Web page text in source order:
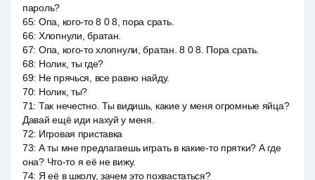
пароль?
65: Опа, кого-то 8 0 8, пора срать.
66: Хлопнули, братан.
67: Опа, кого-то хлопнули, братан. 8 0 8. Пора срать.
68: Нолик, ты где?
69: Не прячься, все равно найду.
70: Нолик, ты?
71: Так нечестно. Ты видишь, какие у меня огромные яйца?
Давай ещё иди нахуй у меня.
72: Игровая приставка
73: А ты мне предлагаешь играть в какие-то прятки? А где
она? Что-то я её не вижу.
74: Я её в школу, зачем это похвастаться?